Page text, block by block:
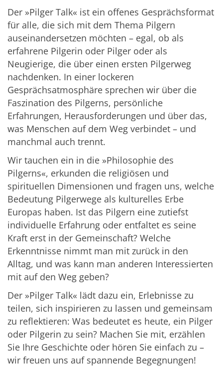
Der »Pilger Talk« ist ein offenes Gesprächsformat
für alle, die sich mit dem Thema Pilgern
auseinandersetzen möchten – egal, ob als
erfahrene Pilgerin oder Pilger oder als
Neugierige, die über einen ersten Pilgerweg
nachdenken. In einer lockeren
Gesprächsatmosphäre sprechen wir über die
Faszination des Pilgerns, persönliche
Erfahrungen, Herausforderungen und über das,
was Menschen auf dem Weg verbindet – und
manchmal auch trennt.
Wir tauchen ein in die »Philosophie des
Pilgerns«, erkunden die religiösen und
spirituellen Dimensionen und fragen uns, welche
Bedeutung Pilgerwege als kulturelles Erbe
Europas haben. Ist das Pilgern eine zutiefst
individuelle Erfahrung oder entfaltet es seine
Kraft erst in der Gemeinschaft? Welche
Erkenntnisse nimmt man mit zurück in den
Alltag, und was kann man anderen Interessierten
mit auf den Weg geben?
Der »Pilger Talk« lädt dazu ein, Erlebnisse zu
teilen, sich inspirieren zu lassen und gemeinsam
zu reflektieren: Was bedeutet es heute, ein Pilger
oder Pilgerin zu sein? Machen Sie mit, erzählen
Sie Ihre Geschichte oder hören Sie einfach zu –
wir freuen uns auf spannende Begegnungen!